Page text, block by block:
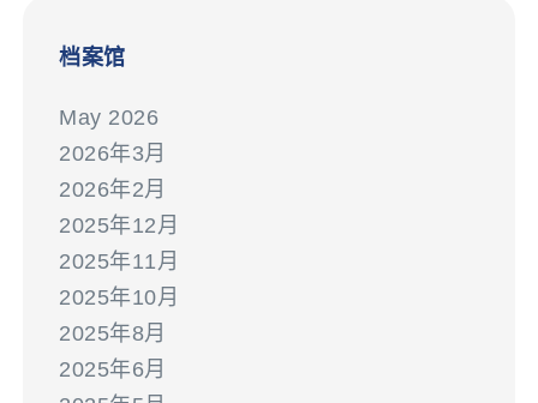
档案馆
May 2026
2026年3月
2026年2月
2025年12月
2025年11月
2025年10月
2025年8月
2025年6月